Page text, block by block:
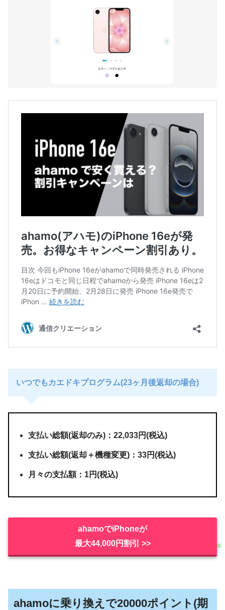
いつでもカエドキプログラム(23ヶ月後返却の場合)
支払い総額(返却のみ)：22,033円(税込)
支払い総額(返却＋機種変更)：33円(税込)
月々の支払額：1円(税込)
ahamoでiPhoneが
最大44,000円割引 >>
ahamoに乗り換えで20000ポイント(期